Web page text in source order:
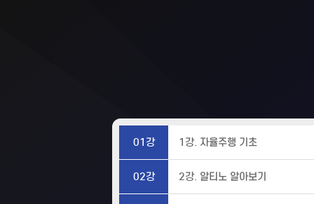
01강 1강. 자율주행 기초
02강 2강. 알티노 알아보기